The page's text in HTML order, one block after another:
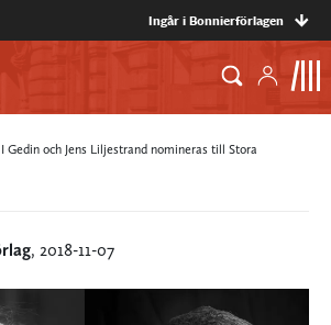
Ingår i Bonnierförlagen
Gedin och Jens Liljestrand nomineras till Stora
, 2018-11-07